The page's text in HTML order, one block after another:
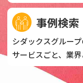
事例検索
シダックスグルー
サービスごと、業